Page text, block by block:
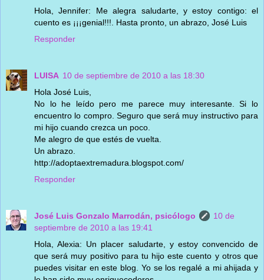
Hola, Jennifer: Me alegra saludarte, y estoy contigo: el
cuento es ¡¡¡genial!!!. Hasta pronto, un abrazo, José Luis
Responder
LUISA 10 de septiembre de 2010 a las 18:30
Hola José Luis,
No lo he leído pero me parece muy interesante. Si lo
encuentro lo compro. Seguro que será muy instructivo para
mi hijo cuando crezca un poco.
Me alegro de que estés de vuelta.
Un abrazo.
http://adoptaextremadura.blogspot.com/
Responder
José Luis Gonzalo Marrodán, psicólogo
10 de
septiembre de 2010 a las 19:41
Hola, Alexia: Un placer saludarte, y estoy convencido de
que será muy positivo para tu hijo este cuento y otros que
puedes visitar en este blog. Yo se los regalé a mi ahijada y